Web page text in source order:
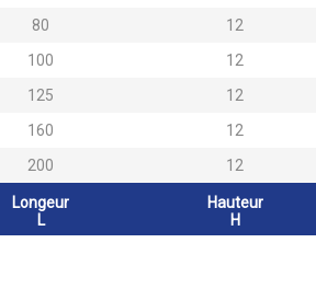
80 12
100 12
125 12
160 12
200 12
Longeur
L
Hauteur
H